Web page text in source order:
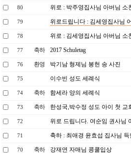
80 위로 : 박주영집사님 아버님 소
79 위로드립니다 : 김세영집사님
78 위로 : 김세영집사님 아버님 소
77 축하 2017 Schuletag
76 환영 박기남 형제님 봉헌 송 사진
75 이수빈 성도 세례식
74 축하 함세라 양의 세례식
73 축하 한성국,박수정 성도 아이 첫 교
72 위로 드립니다. 여순임 권사님
71 축하 : 최애경 윤효섭 집사님 득
70 축하 강재연 자매님 콩쿨입상